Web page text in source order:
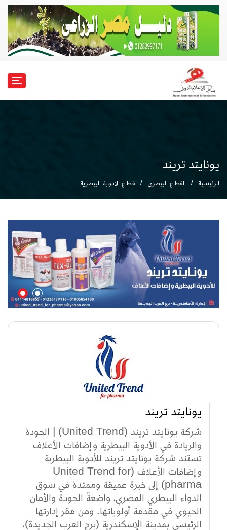
يونايتد تريند
الرئيسية القطاع البيطري قطاع الادوية البيطرية
يونايتد تريند
شركة يونايتد تريند (United Trend) | الجودة
والريادة في الأدوية البيطرية وإضافات الأعلاف
تستند شركة يونايتد تريند للأدوية البيطرية
وإضافات الأعلاف (United Trend for
pharma) إلى خبرة عميقة وممتدة في سوق
الدواء البيطري المصري، واضعةً الجودة والأمان
الحيوي في مقدمة أولوياتها. ومن مقر إدارتها
الرئيسي بمدينة الإسكندرية (برج العرب الجديدة)،